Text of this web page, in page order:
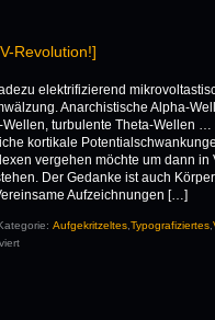
Revolution!]
elektrifizierend
Anarchistische Alpha-
turbulente Theta-Wellen
kortikale
vergehen möchte um dann in
Der Gedanke ist auch
Aufzeichnungen […]
Aufgekritzeltes,Typografiziertes,